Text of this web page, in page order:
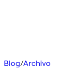
Blog/Archivo